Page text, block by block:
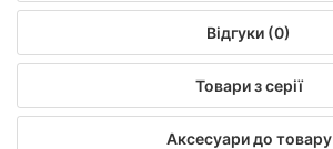
Відгуки (0)
Товари з серії
Аксесуари до товару